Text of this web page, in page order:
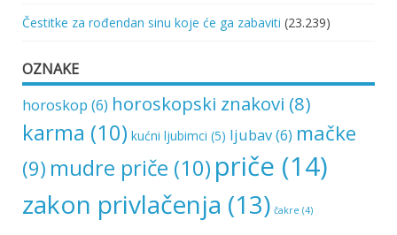
Čestitke za rođendan sinu koje će ga zabaviti (23.239)
OZNAKE
horoskop (6) horoskopski znakovi (8)
karma (10) kućni ljubimci (5) ljubav(6) mačke
(9) mudre priče (10) priče (14)
zakon privlačenja (13) čakre (4)